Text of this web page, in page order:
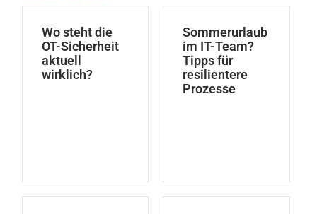
Wo steht die
OT-Sicherheit
aktuell
wirklich?
Sommerurlaub
im IT-Team?
Tipps für
resilientere
Prozesse